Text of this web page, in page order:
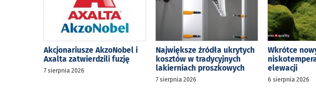
Akcjonariusze AkzoNobel i
Axalta zatwierdzili fuzję
7 sierpnia 2026
Największe źródła ukrytych
kosztów w tradycyjnych
lakierniach proszkowych
7 sierpnia 2026
Wkrótce
elewacji
6 sierpnia 2026